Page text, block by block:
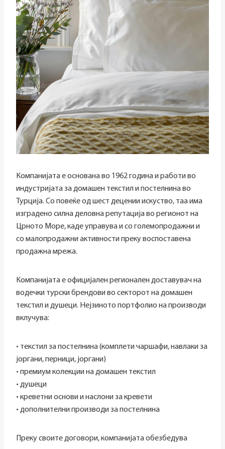
Компанијата е основана во 1962 година и работи во
индустријата за домашен текстил и постелнина во
Турција. Со повеќе од шест децении искуство, таа има
изградено силна деловна репутација во регионот на
Црното Море, каде управува и со големопродажни и
со малопродажни активности преку воспоставена
продажна мрежа.
Компанијата е официјален регионален доставувач на
водечки турски брендови во секторот на домашен
текстил и душеци. Нејзиното портфолио на производи
вклучува:
• текстил за постелнина (комплети чаршафи, навлаки за
јоргани, перници, јоргани)
• премиум колекции на домашен текстил
• душеци
• креветни основи и наслони за кревети
• дополнителни производи за постелнина
Преку своите договори, компанијата обезбедува